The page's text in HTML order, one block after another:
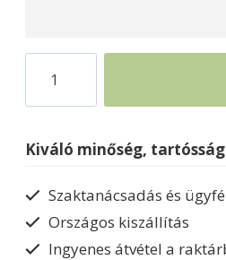
korlát
I-
mennyiség
Kiváló minőség, tartósság
Szaktanácsadás és
Országos kiszállítás
Ingyenes átvétel a